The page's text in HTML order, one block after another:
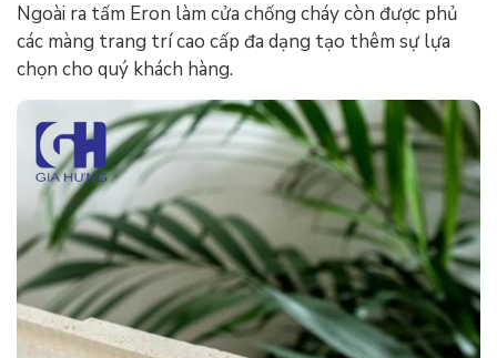
Ngoài ra tấm Eron làm cửa chống cháy còn được phủ
các màng trang trí cao cấp đa dạng tạo thêm sự lựa
chọn cho quý khách hàng.